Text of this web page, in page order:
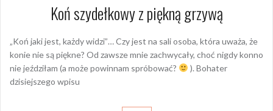
Koń szydełkowy z piękną grzywą
„Koń jaki jest, każdy widzi”… Czy jest na sali osoba, która uważa, że
konie nie są piękne? Od zawsze mnie zachwycały, choć nigdy konno
nie jeździłam (a może powinnam spróbować?
). Bohater
dzisiejszego wpisu